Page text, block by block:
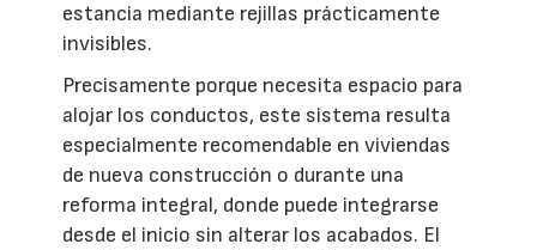
estancia mediante rejillas prácticamente
invisibles.
Precisamente porque necesita espacio para
alojar los conductos, este sistema resulta
especialmente recomendable en viviendas
de nueva construcción o durante una
reforma integral, donde puede integrarse
desde el inicio sin alterar los acabados. El